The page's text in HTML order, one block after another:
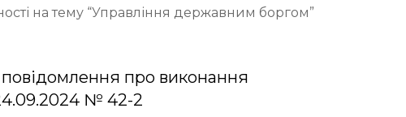
на тему “Управління державним боргом”
про виконання
№ 42-2